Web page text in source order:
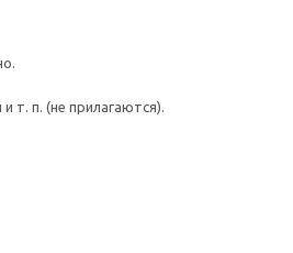
т. п. (не прилагаются).